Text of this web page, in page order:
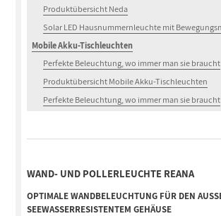
Produktübersicht Neda
Solar LED Hausnummernleuchte mit
Mobile Akku-Tischleuchten
Perfekte Beleuchtung, wo immer man sie braucht
Produktübersicht Mobile Akku-Tischleuchten
Perfekte Beleuchtung, wo immer man sie braucht
WAND- UND POLLERLEUCHTE REANA
OPTIMALE WANDBELEUCHTUNG FÜR DEN
EEWASSERRESISTENTEM GEHÄUSE